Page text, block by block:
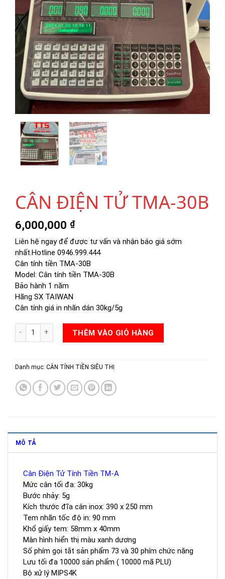
CÂN ĐIỆN TỬ TMA-30B
6,000,000 ₫
Liên hệ ngay để được tư vấn và nhận báo giá sớm
nhất.Hotline 0946.999.444
Cân tính tiền TMA-30B
Model: Cân tính tiền TMA-30B
Bảo hành 1 năm
Hãng SX TAIWAN
Cân tính giá in nhãn dán 30kg/5g
CÂN ĐIỆN TỬ TMA-30B số lượng
THÊM VÀO GIỎ HÀNG
Danh mục: CÂN TÍNH TIỀN SIÊU THỊ
MÔ TẢ
Cân Điện Tử Tính Tiền TM-A
Mức cân tối đa: 30kg
Bước nhảy: 5g
Kích thước đĩa cân inox: 390 x 250 mm
Tem nhãn tốc độ in: 90 mm
Khổ giấy tem: 58mm x 40mm
Màn hình hiển thị màu xanh dương
Số phím gọi tắt sản phẩm 73 và 30 phím chức năng
Lưu tối đa 10000 sản phẩm ( 10000 mã PLU)
Bộ xử lý MIPS4K